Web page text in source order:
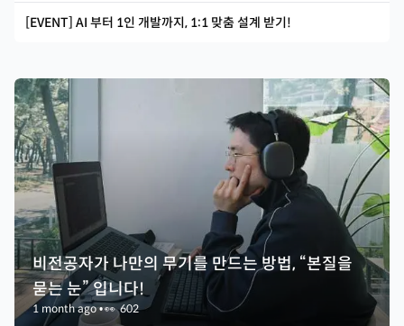
[EVENT] AI 부터 1인 개발까지, 1:1 맞춤 설계 받기!
비전공자가 나만의 무기를 만드는 방법, “본질을
묻는 눈” 입니다!
1 month ago•👀602